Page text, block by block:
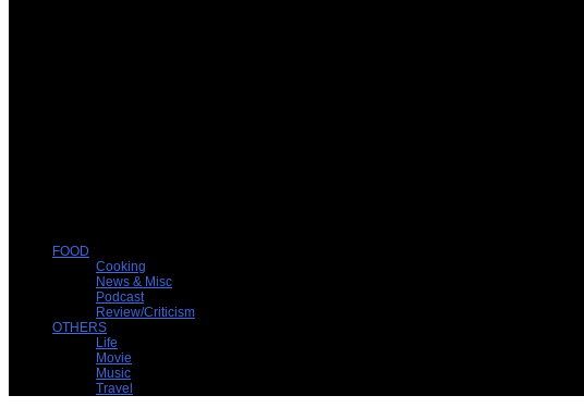
FOOD
Cooking
News & Misc
Podcast
Review/Criticism
OTHERS
Life
Movie
Music
Travel